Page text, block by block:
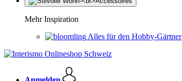
Mehr Inspiration
Alles für den Hobby-Gärtner